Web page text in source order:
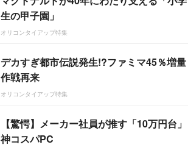
生の甲子園」
オリコンタイアップ特集
デカすぎ都市伝説発生!?ファミマ45％増量
作戦再来
オリコンタイアップ特集
【驚愕】メーカー社員が推す「10万円台」
神コスパPC